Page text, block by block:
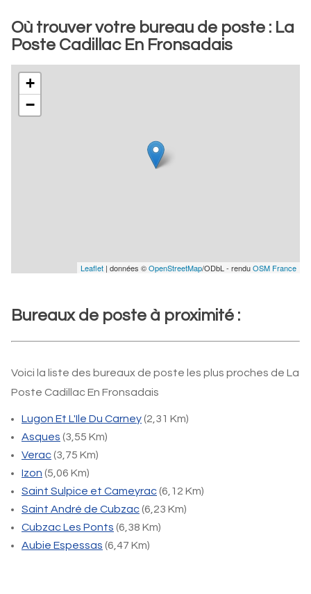
Où trouver votre bureau de poste : La
Poste Cadillac En Fronsadais
+
−
Leaflet | données ©OpenStreetMap/ODbL - renduOSM France
Bureaux de poste à proximité :
Voici la liste des bureaux de poste les plus proches de La
Poste Cadillac En Fronsadais
Lugon Et L'Ile Du Carney(2,31 Km)
Asques (3,55 Km)
Verac(3,75 Km)
Izon (5,06 Km)
Saint Sulpice et Cameyrac(6,12 Km)
Saint André de Cubzac(6,23 Km)
Cubzac Les Ponts (6,38 Km)
Aubie Espessas (6,47 Km)